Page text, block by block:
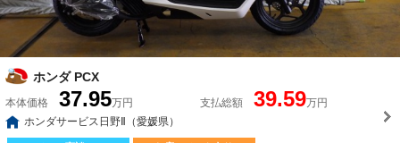
ホンダ PCX
本体価格 37.95万円 支払総額 39.59万円
ホンダサービス日野Ⅱ（愛媛県）